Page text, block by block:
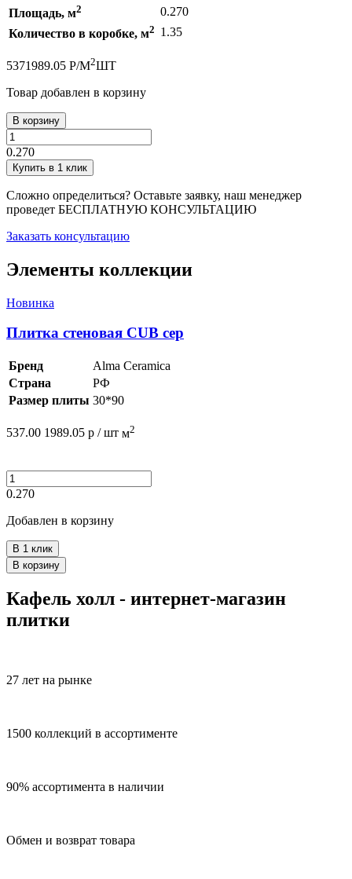
Площадь, м2
0.270
Количество в коробке, м2 1.35
5371989.05 Р/М2ШТ
Товар добавлен в корзину
В корзину
0.270
Купить в 1 клик
Сложно определиться? Оставьте заявку, наш менеджер
проведет БЕСПЛАТНУЮ КОНСУЛЬТАЦИЮ
Заказать консультацию
Элементы коллекции
Новинка
Плитка стеновая CUB сер
Бренд
Alma Ceramica
Страна
РФ
Размер плиты 30*90
537.00 1989.05 р / шт м2
0.270
Добавлен в корзину
В 1 клик
В корзину
Кафель холл - интернет-магазин
плитки
27 лет на рынке
1500 коллекций в ассортименте
90% ассортимента в наличии
Обмен и возврат товара